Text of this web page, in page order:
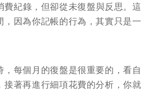
費紀錄，但卻從未復盤與反思。這
，因為你記帳的行為，其實只是一
，每個月的復盤是很重要的，看自
接著再進行細項花費的分析，你就